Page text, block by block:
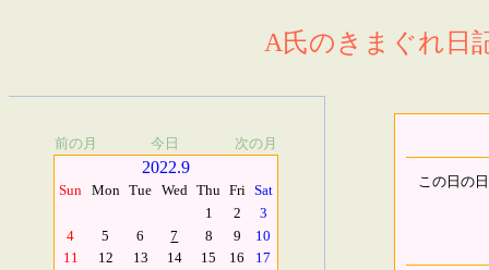
A氏のきまぐれ日
前の月 今日 次の月
2022.9
Sun Mon Tue Wed Thu Fri Sat
1
2
3
4
5 6 7 8 9
10
11
12 13 14 15 16
17
この日の